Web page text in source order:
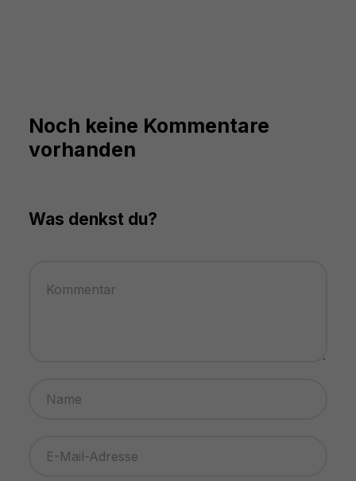
Noch keine Kommentare
vorhanden
Was denkst du?